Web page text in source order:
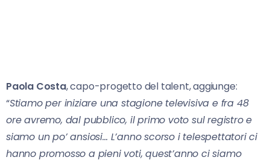
Paola Costa, capo-progetto del talent, aggiunge:
“Stiamo per iniziare una stagione televisiva e fra 48
ore avremo, dal pubblico, il primo voto sul registro e
siamo un po’ ansiosi… L’anno scorso i telespettatori ci
hanno promosso a pieni voti, quest’anno ci siamo